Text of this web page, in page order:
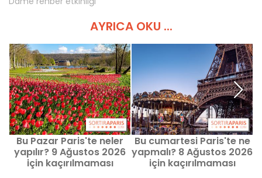
AYRICA OKU ...
Bu Pazar Paris'te neler
yapılır? 9 Ağustos 2026
için kaçırılmaması
Bu cumartesi Paris'te ne
yapmalı? 8 Ağustos 2026
için kaçırılmaması